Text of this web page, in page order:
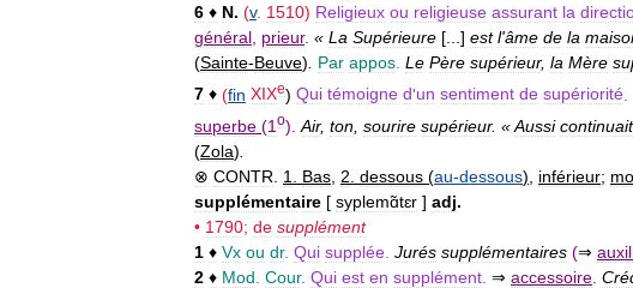
6 ♦ N. (v. 1510) Religieux ou religieuse assurant la
général prieur. « La Supérieure [...] est l'âme de la
(Sainte-Beuve) Par appos Le Père supérieur, la Mère
7 ♦ (fin XIXe) Qui témoigne d'un sentiment de supériorité
superbe (1 o). Air, ton sourire supérieur. «Aussi continuait
(Zola)
⊗ CONTR 1 Bas 2 dessous (au-dessous) inférieur;
supplémentaire [ syplemɑ̃tɛr ] adj.
• 1790; de supplément
1 ♦ Vx ou dr. Qui supplée Jurés supplémentaires (⇒
2 ♦ Mod Cour. Qui est en supplément ⇒ accessoire